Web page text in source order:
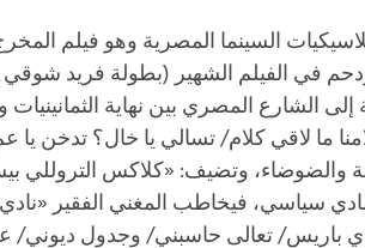
السينما المصرية وهو فيلم
الميناء المزدحم في الفيلم الشهير (بطولة
الشارع المصري بين نهاية الثمانينيات
ما لاقي كلام/ تسالي يا خال؟ تدخن يا
والضوضاء، وتضيف: «كلاكس التروللي
سياسي، فيخاطب المغني الفقير
نادي باريس/ تعالى حاسبني/ وجدول